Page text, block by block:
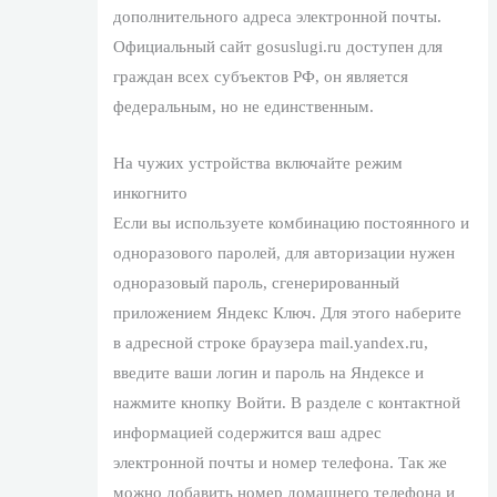
дополнительного адреса электронной почты.
Официальный сайт gosuslugi.ru доступен для
граждан всех субъектов РФ, он является
федеральным, но не единственным.
На чужих устройства включайте режим
инкогнито
Если вы используете комбинацию постоянного и
одноразового паролей, для авторизации нужен
одноразовый пароль, сгенерированный
приложением Яндекс Ключ. Для этого наберите
в адресной строке браузера mail.yandex.ru,
введите ваши логин и пароль на Яндексе и
нажмите кнопку Войти. В разделе с контактной
информацией содержится ваш адрес
электронной почты и номер телефона. Так же
можно добавить номер домашнего телефона и